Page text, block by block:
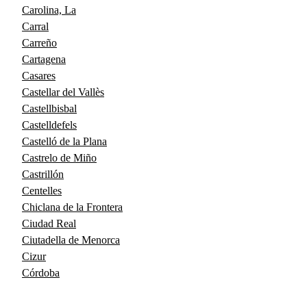
Carolina, La
Carral
Carreño
Cartagena
Casares
Castellar del Vallès
Castellbisbal
Castelldefels
Castelló de la Plana
Castrelo de Miño
Castrillón
Centelles
Chiclana de la Frontera
Ciudad Real
Ciutadella de Menorca
Cizur
Córdoba